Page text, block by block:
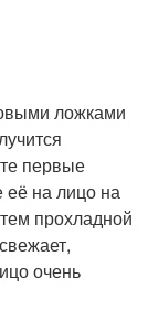
ложками
первые
её на лицо на
прохладной
очень